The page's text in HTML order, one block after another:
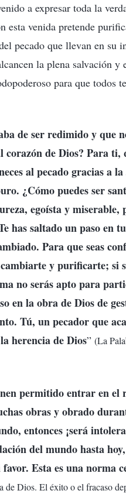
a expresar toda la
esta venida pretende
pecado que llevan en su
la plena salvación y
para que todos
de ser redimido y que
corazón de Dios? Para ti,
al pecado gracias a
¿Cómo puedes ser
egoísta y miserable,
has saltado un paso en
Para que seas
y purificarte; si
no serás apto para
en la obra de Dios de
Tú, un pecador que
herencia de Dios” (La
permitido entrar en el
obras y obrado
entonces ¡será
del mundo hasta
Esta es una norma
Dios. El éxito o el fracaso